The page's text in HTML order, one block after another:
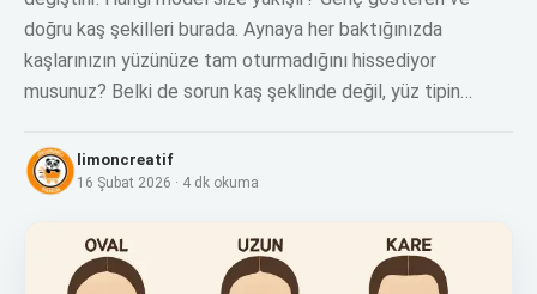
doğru kaş şekilleri burada. Aynaya her baktığınızda
kaşlarınızın yüzünüze tam oturmadığını hissediyor
musunuz? Belki de sorun kaş şeklinde değil, yüz tipin…
limoncreatif
16 Şubat 2026 · 4 dk okuma